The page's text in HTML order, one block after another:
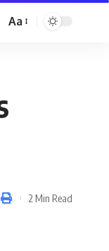
Aa
2 Min Read